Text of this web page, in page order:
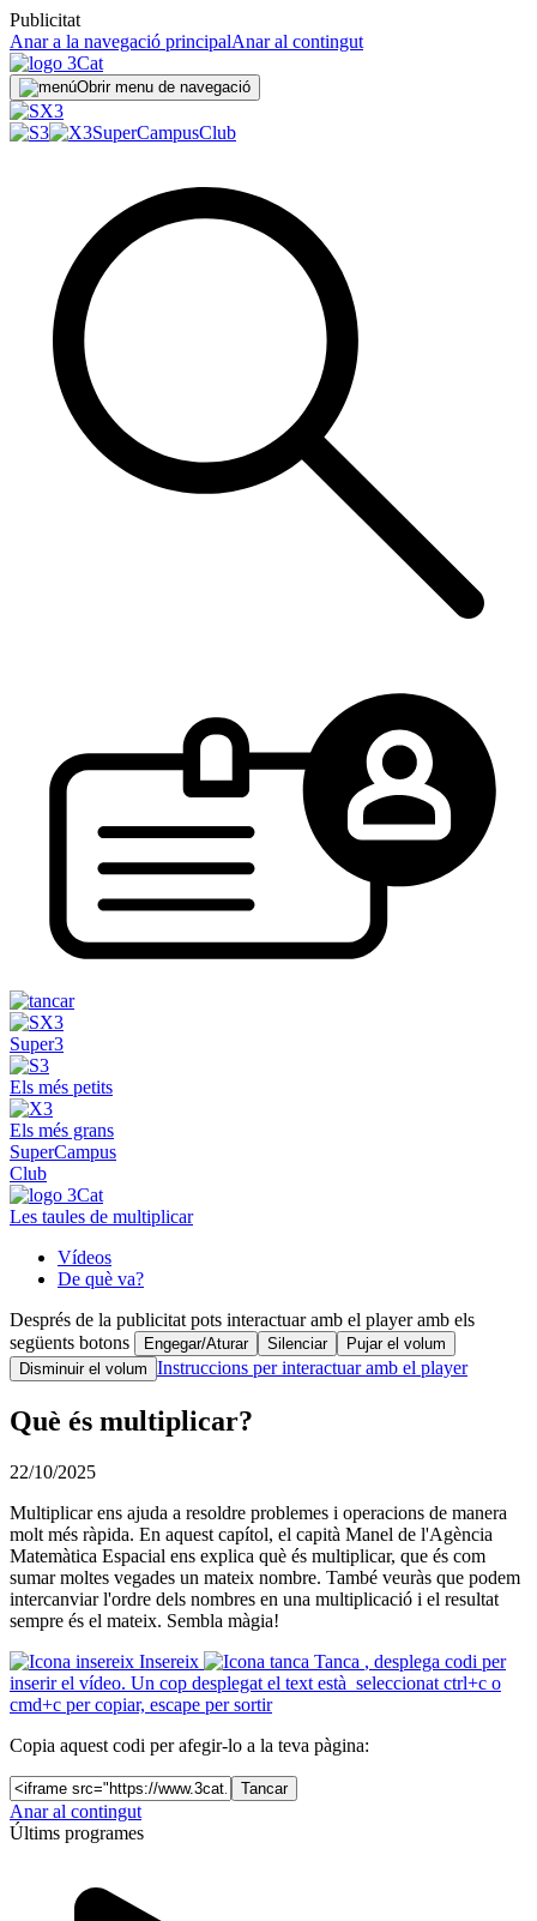
Publicitat
Anar a la navegació principalAnar al contingut
Obrir menu de navegació
SuperCampusClub
Super3
Els més petits
Els més grans
SuperCampus
Club
Les taules de multiplicar
Vídeos
De què va?
Després de la publicitat pots interactuar amb el player amb els
següents botons
Engegar/Aturar Silenciar
Pujar el volum
Disminuir el volum Instruccions per interactuar amb el player
Què és multiplicar?
22/10/2025
Multiplicar ens ajuda a resoldre problemes i operacions de manera
molt més ràpida. En aquest capítol, el capità Manel de l'Agència
Matemàtica Espacial ens explica què és multiplicar, que és com
sumar moltes vegades un mateix nombre. També veuràs que podem
intercanviar l'ordre dels nombres en una multiplicació i el resultat
sempre és el mateix. Sembla màgia!
Insereix
Tanca , desplega codi per
inserir el vídeo. Un cop desplegat el text està seleccionat ctrl+c o
cmd+c per copiar, escape per sortir
Copia aquest codi per afegir-lo a la teva pàgina:
Tancar
Anar al contingut
Últims programes